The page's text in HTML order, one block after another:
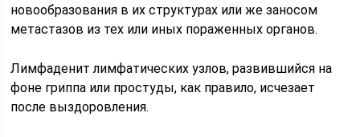
новообразования в их структурах или же заносом
метастазов из тех или иных пораженных органов.
Лимфаденит лимфатических узлов, развившийся на
фоне гриппа или простуды, как правило, исчезает
после выздоровления.